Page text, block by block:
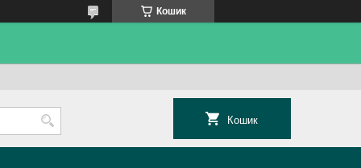
Кошик
Кошик